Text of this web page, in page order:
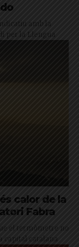
amb la
per la Llengua
calor de la
Fabra
el termòmetre no
capital catalana